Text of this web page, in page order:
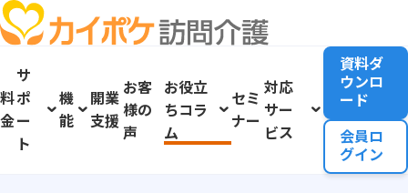
料
金
サ
ポ
ー
ト
機
能
開業
支援
お客
様の
声
お役立
ちコラ
ム
セミ
ナー
対応
サー
ビス
資料ダ
ウンロ
ード
会員ロ
グイン